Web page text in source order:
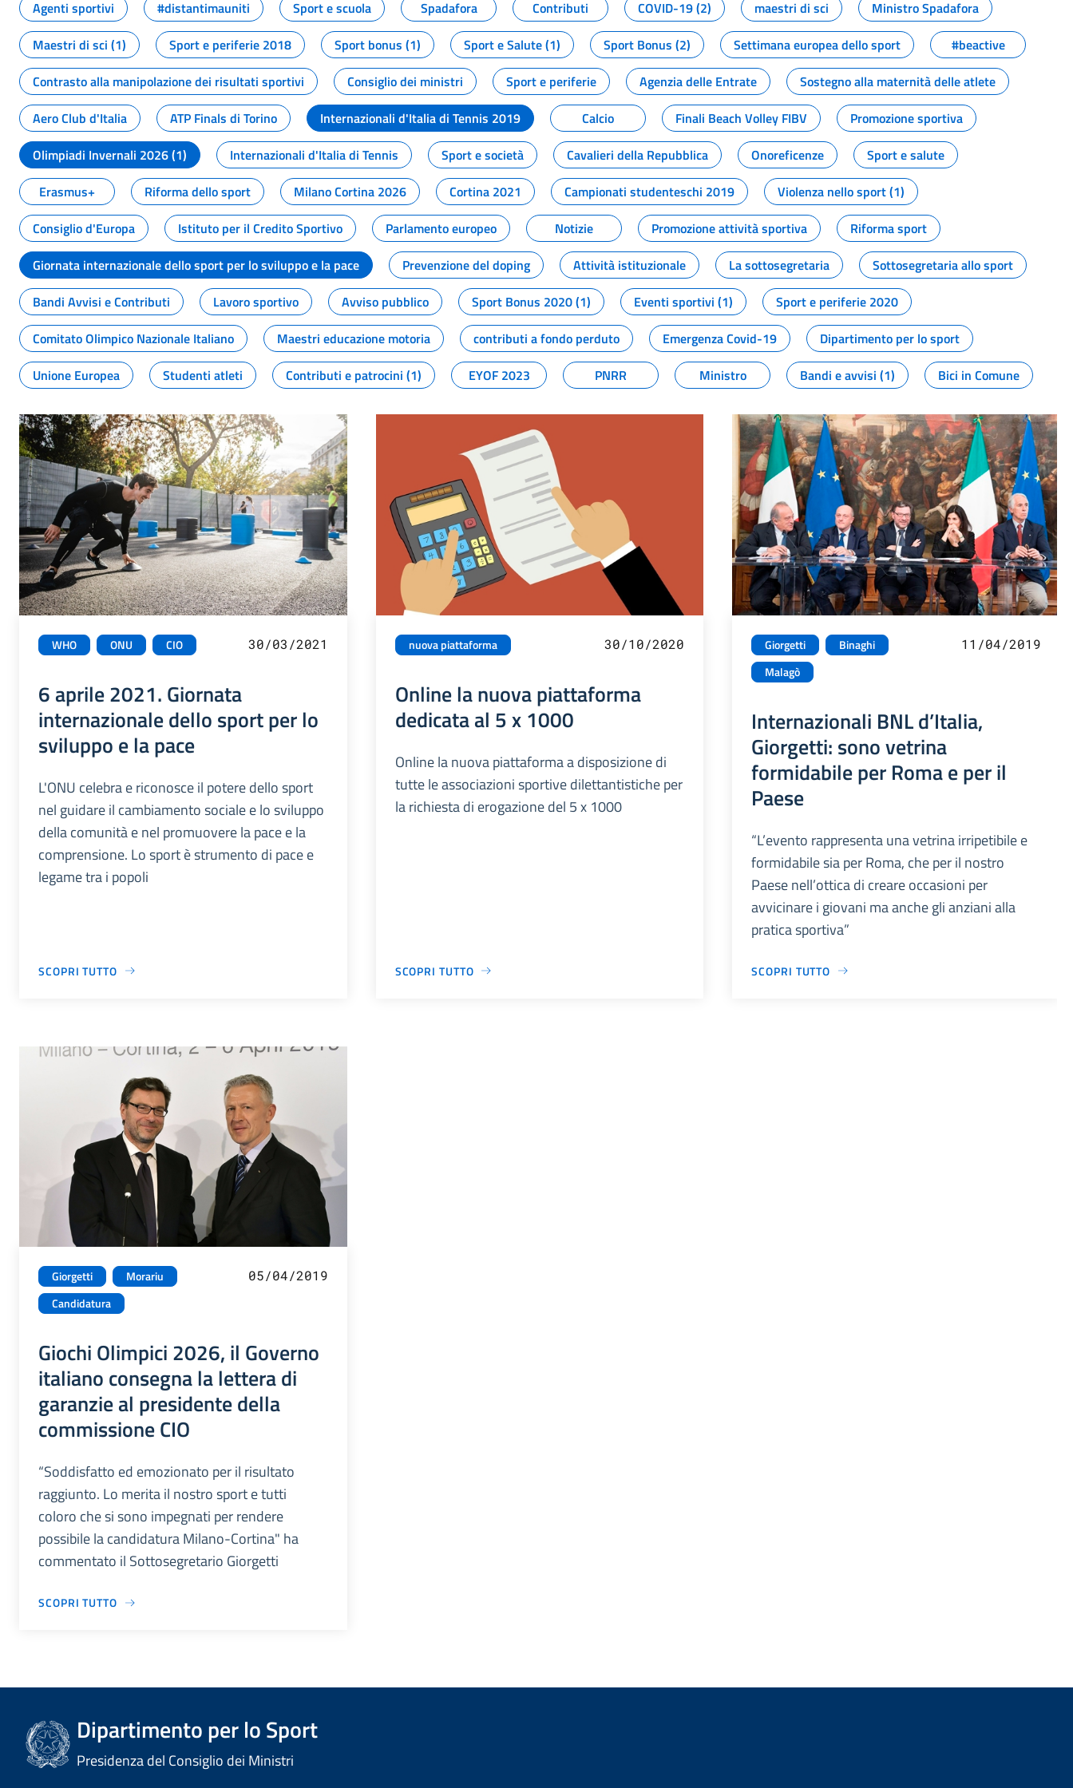
Agenti sportivi
#distantimauniti Sport e scuola Spadafora Contributi COVID-19 (2) maestri di sci
Ministro Spadafora
Maestri di sci (1)
Sport e periferie 2018 Sport bonus (1) Sport e Salute (1) Sport Bonus (2) Settimana europea dello sport
#beactive
Contrasto alla manipolazione dei risultati sportivi
Consiglio dei ministri Sport e periferie Agenzia delle Entrate
Sostegno alla maternità delle atlete
Aero Club d'Italia
ATP Finals di Torino Internazionali d'Italia di Tennis 2019 Calcio Finali Beach Volley FIBV
Promozione sportiva
Olimpiadi Invernali 2026 (1)
Internazionali d'Italia di Tennis Sport e società Cavalieri della Repubblica Onoreficenze
Sport e salute
Erasmus+
Riforma dello sport Milano Cortina 2026 Cortina 2021 Campionati studenteschi 2019
Violenza nello sport (1)
Consiglio d'Europa
Istituto per il Credito Sportivo Parlamento europeo Notizie Promozione attività sportiva
Riforma sport
Giornata internazionale dello sport per lo sviluppo e la pace
Prevenzione del doping Attività istituzionale La sottosegretaria
Sottosegretaria allo sport
Bandi Avvisi e Contributi
Lavoro sportivo Avviso pubblico Sport Bonus 2020 (1) Eventi sportivi (1)
Sport e periferie 2020
Comitato Olimpico Nazionale Italiano
Maestri educazione motoria contributi a fondo perduto Emergenza Covid-19
Dipartimento per lo sport
Unione Europea
Studenti atleti Contributi e patrocini (1) EYOF 2023 PNRR Ministro Bandi e avvisi (1) Bici in Comune
WHO ONU CIO 30/03/2021
6 aprile 2021. Giornata
internazionale dello sport per lo
sviluppo e la pace
L'ONU celebra e riconosce il potere dello sport
nel guidare il cambiamento sociale e lo sviluppo
della comunità e nel promuovere la pace e la
comprensione. Lo sport è strumento di pace e
legame tra i popoli
SCOPRI TUTTO
nuova piattaforma 30/10/2020
Online la nuova piattaforma
dedicata al 5 x 1000
Online la nuova piattaforma a disposizione di
tutte le associazioni sportive dilettantistiche per
la richiesta di erogazione del 5 x 1000
SCOPRI TUTTO
Giorgetti
Binaghi
Malagò
11/04/2019
Internazionali BNL d’Italia,
Giorgetti: sono vetrina
formidabile per Roma e per il
Paese
“L’evento rappresenta una vetrina irripetibile e
formidabile sia per Roma, che per il nostro
Paese nell’ottica di creare occasioni per
avvicinare i giovani ma anche gli anziani alla
pratica sportiva”
SCOPRI TUTTO
Giorgetti
Morariu
Candidatura
05/04/2019
Giochi Olimpici 2026, il Governo
italiano consegna la lettera di
garanzie al presidente della
commissione CIO
“Soddisfatto ed emozionato per il risultato
raggiunto. Lo merita il nostro sport e tutti
coloro che si sono impegnati per rendere
possibile la candidatura Milano-Cortina" ha
commentato il Sottosegretario Giorgetti
SCOPRI TUTTO
Dipartimento per lo Sport
Presidenza del Consiglio dei Ministri